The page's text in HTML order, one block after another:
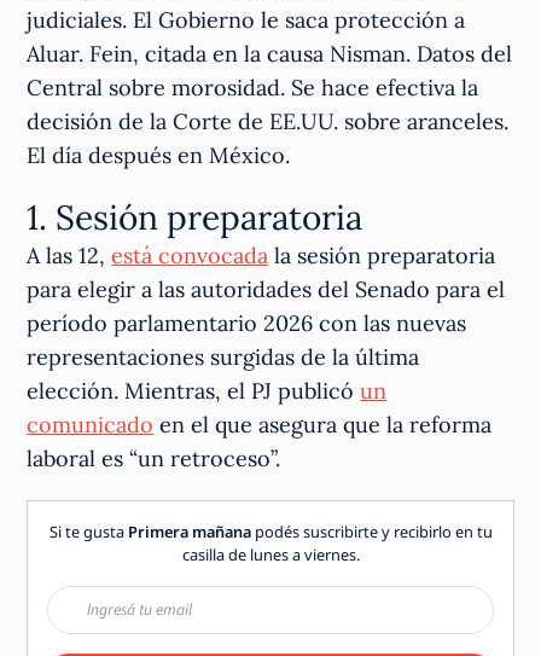
judiciales. El Gobierno le saca protección a
Aluar. Fein, citada en la causa Nisman. Datos del
Central sobre morosidad. Se hace efectiva la
decisión de la Corte de EE.UU. sobre aranceles.
El día después en México.
1. Sesión preparatoria
A las 12,está convocada la sesión preparatoria
para elegir a las autoridades del Senado para el
período parlamentario 2026 con las nuevas
representaciones surgidas de la última
elección. Mientras, el PJ publicóun
comunicado en el que asegura que la reforma
laboral es “un retroceso”.
Si te gusta Primera mañanapodés suscribirte y recibirlo en tu
casilla de lunes a viernes.